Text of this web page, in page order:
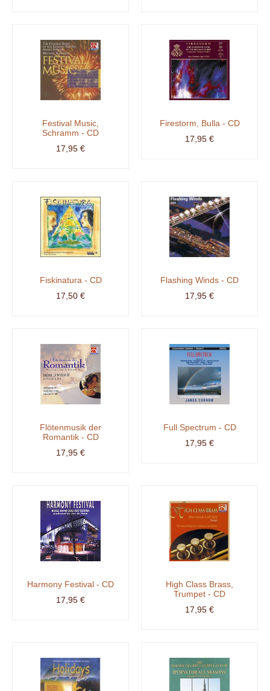
Festival Music,
Schramm - CD
17,95 €
Firestorm, Bulla - CD
17,95 €
Fiskinatura - CD
17,50 €
Flashing Winds - CD
17,95 €
Flötenmusik der
Romantik - CD
17,95 €
Full Spectrum - CD
17,95 €
Harmony Festival - CD
17,95 €
High Class Brass,
Trumpet - CD
17,95 €